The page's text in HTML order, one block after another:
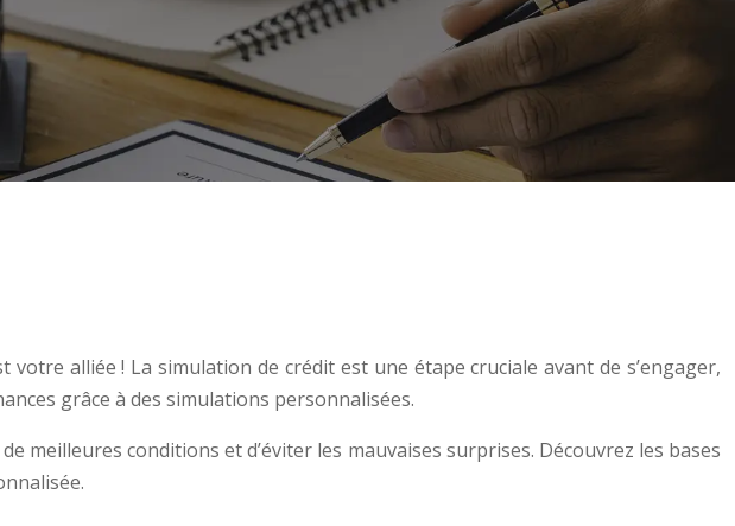
alliée ! La simulation de crédit est une étape cruciale avant de s’engager,
grâce à des simulations personnalisées.
meilleures conditions et d’éviter les mauvaises surprises. Découvrez les bases